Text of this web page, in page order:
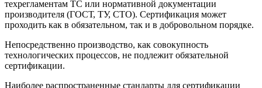
техрегламентам ТС или нормативной документации
производителя (ГОСТ, ТУ, СТО). Сертификация может
проходить как в обязательном, так и в добровольном порядке.
Непосредственно производство, как совокупность
технологических процессов, не подлежит обязательной
сертификации.
Наиболее распространенные стандарты для сертификации